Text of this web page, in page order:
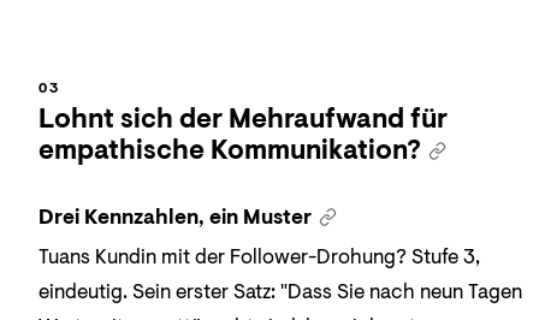
Lohnt sich der Mehraufwand für
empathische Kommunikation?
Drei Kennzahlen, ein Muster
Tuans Kundin mit der Follower-Drohung? Stufe 3,
eindeutig. Sein erster Satz: "Dass Sie nach neun Tagen